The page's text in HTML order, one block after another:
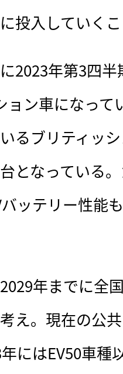
投入していく
2023年第3四
ョン車になって
るブリティッ
となっている
ッテリー性能
年までに全
え。現在の公
にはEV50車種